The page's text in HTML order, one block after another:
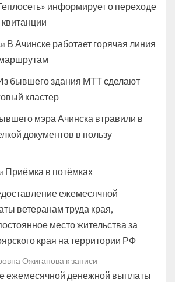
информирует о переходе
В Ачинске работает горячая линия
бывшего здания МТТ сделают
кластер
мэра Ачинска втравили в
документов в пользу
Приёмка в потёмках
ежемесячной
ветеранам труда края,
место жительства за
края на территории РФ
Ожиганова к записи
ежемесячной денежной выплаты